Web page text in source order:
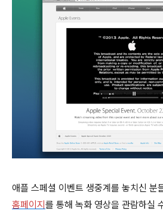
애플 스페셜 이벤트 생중계를 놓치신 분
홈페이지 를 통해 녹화 영상을 관람하실